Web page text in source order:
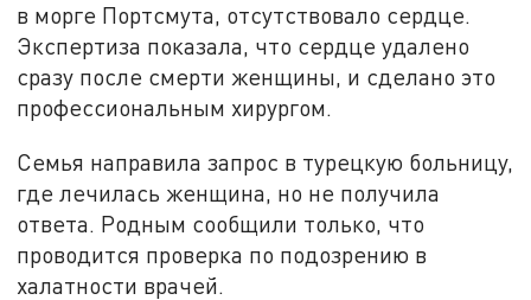
в морге Портсмута, отсутствовало сердце.
Экспертиза показала, что сердце удалено
сразу после смерти женщины, и сделано это
профессиональным хирургом.
Семья направила запрос в турецкую больницу,
где лечилась женщина, но не получила
ответа. Родным сообщили только, что
проводится проверка по подозрению в
халатности врачей.